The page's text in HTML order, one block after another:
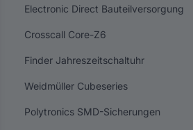
Electronic Direct Bauteilversorgung
Crosscall Core-Z6
Finder Jahreszeitschaltuhr
Weidmüller Cubeseries
Polytronics SMD-Sicherungen